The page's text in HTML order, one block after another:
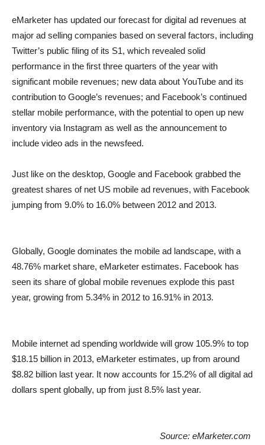
eMarketer has updated our forecast for digital ad revenues at
major ad selling companies based on several factors, including
Twitter’s public filing of its S1, which revealed solid
performance in the first three quarters of the year with
significant mobile revenues; new data about YouTube and its
contribution to Google’s revenues; and Facebook’s continued
stellar mobile performance, with the potential to open up new
inventory via Instagram as well as the announcement to
include video ads in the newsfeed.
Just like on the desktop, Google and Facebook grabbed the
greatest shares of net US mobile ad revenues, with Facebook
jumping from 9.0% to 16.0% between 2012 and 2013.
Globally, Google dominates the mobile ad landscape, with a
48.76% market share, eMarketer estimates. Facebook has
seen its share of global mobile revenues explode this past
year, growing from 5.34% in 2012 to 16.91% in 2013.
Mobile internet ad spending worldwide will grow 105.9% to top
$18.15 billion in 2013, eMarketer estimates, up from around
$8.82 billion last year. It now accounts for 15.2% of all digital ad
dollars spent globally, up from just 8.5% last year.
Source: eMarketer.com